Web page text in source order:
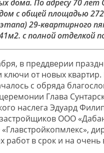
дома. По адресу 70
с общей площадью
29-квартирного
с полной отделкой
в преддверии
ключи от новых
с обряда
Глава
наслега Эдуард
ООО
работ в срок и на